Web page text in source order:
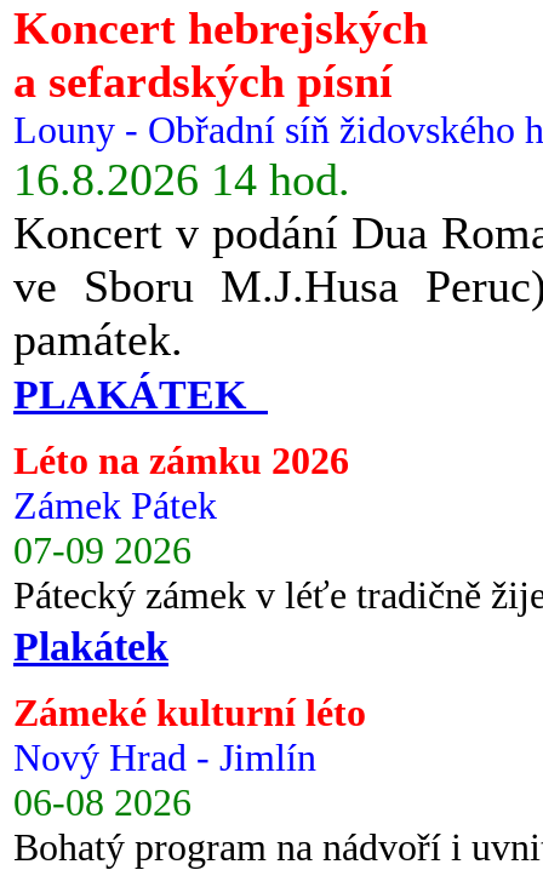
Koncert hebrejských
a sefardských písní
Louny - Obřadní síň židovského
16.8.2026 14 hod.
Koncert v podání Dua
ve Sboru M.J.Husa
památek.
PLAKÁTEK
Léto na zámku 2026
Zámek Pátek
07-09 2026
Pátecký zámek v léťe tradičně
Plakátek
Zámeké kulturní léto
Nový Hrad - Jimlín
06-08 2026
Bohatý program na nádvoří i